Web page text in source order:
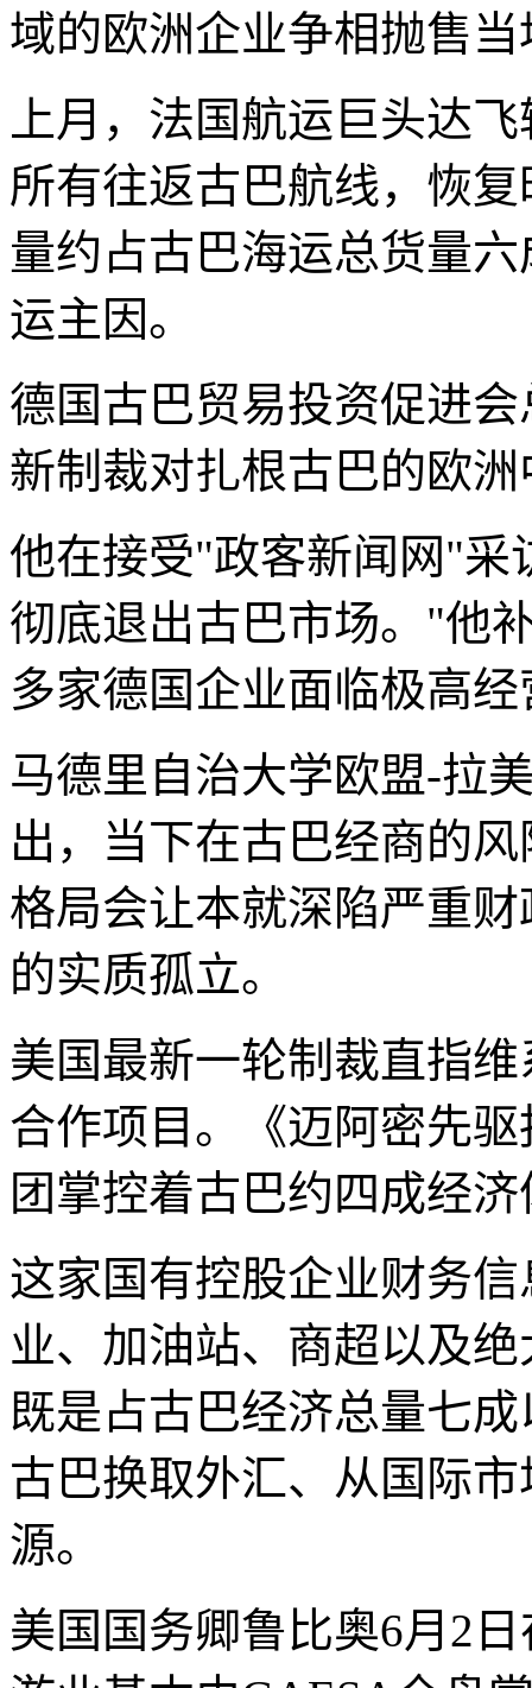
域的欧洲企业争相抛售
上月，法国航运巨头达
所有往返古巴航线，恢
量约占古巴海运总货量
运主因。
德国古巴贸易投资促进
新制裁对扎根古巴的欧
他在接受"政客新闻网"采
彻底退出古巴市场。"他
多家德国企业面临极高
马德里自治大学欧盟-拉
出，当下在古巴经商的
格局会让本就深陷严重
的实质孤立。
美国最新一轮制裁直指
合作项目。《迈阿密先
团掌控着古巴约四成经
这家国有控股企业财务
业、加油站、商超以及
既是占古巴经济总量七
古巴换取外汇、从国际
源。
美国国务卿鲁比奥6月2